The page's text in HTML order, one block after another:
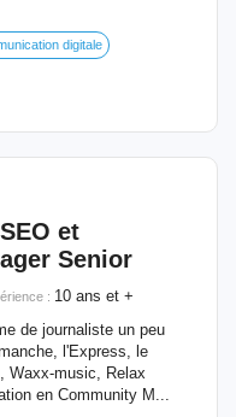
digitale
et
Senior
: 10 ans et +
de journaliste un peu
l'Express, le
Waxx-music, Relax
en Community M...